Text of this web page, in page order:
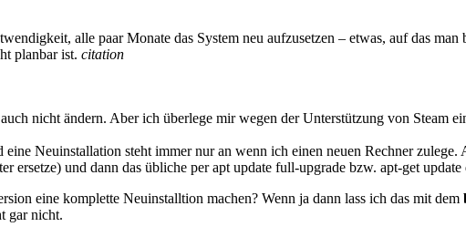
alle paar Monate das System neu aufzusetzen – etwas, auf das
planbar ist. citation
nicht ändern. Aber ich überlege mir wegen der Unterstützung von Steam
Neuinstallation steht immer nur an wenn ich einen neuen Rechner
ersetze) und dann das übliche per apt update full-upgrade bzw. apt-get update
eine komplette Neuinstalltion machen? Wenn ja dann lass ich das mit dem
gar nicht.